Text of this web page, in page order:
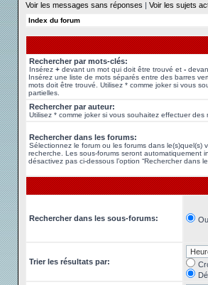
Voir les messages sans réponses | Voir les sujets
Index du forum
Rechercher par mots-clés:
Insérez + devant un mot qui doit être trouvé et -
Insérez une liste de mots séparés entre des barres
mots doit être trouvé. Utilisez * comme joker si vous
partielles.
Rechercher par auteur:
Utilisez * comme joker si vous souhaitez effectuer des
Rechercher dans les forums:
Sélectionnez le forum ou les forums dans le(s)quel(s)
recherche. Les sous-forums seront automatiquement
désactivez pas ci-dessous l’option “Rechercher dans
Rechercher dans les sous-forums:
Trier les résultats par: